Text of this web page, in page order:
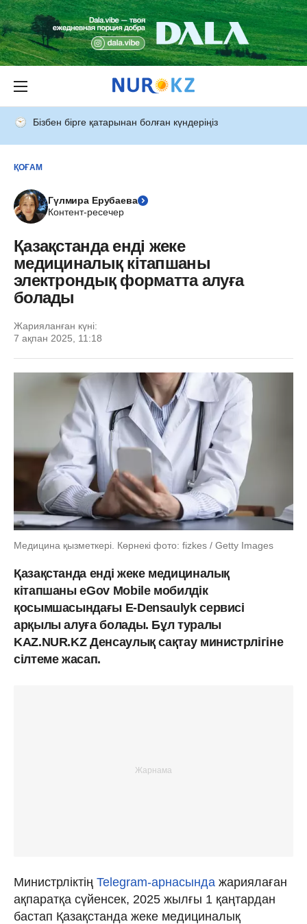
Бізбен бірге қатарынан болған күндеріңіз
ҚОҒАМ
Гүлмира Ерубаева
Контент-ресечер
Қазақстанда енді жеке
медициналық кітапшаны
электрондық форматта алуға
болады
Жарияланған күні:
7 ақпан 2025, 11:18
Медицина қызметкері. Көрнекі фото: fizkes / Getty Images
Қазақстанда енді жеке медициналық
кітапшаны eGov Mobile мобилдік
қосымшасындағы E-Densaulyk сервисі
арқылы алуға болады. Бұл туралы
KAZ.NUR.KZ Денсаулық сақтау министрлігіне
сілтеме жасап.
Министрліктің Telegram-арнасында жариялаған
ақпаратқа сүйенсек, 2025 жылғы 1 қаңтардан
бастап Қазақстанда жеке медициналық